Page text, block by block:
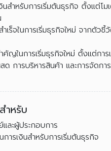
งินสำหรับการเริ่มต้นธุรกิจ ตั้งแต่
ำเร็จในการเริ่มธุรกิจใหม่ จากตั
ำคัญในการเริ่มธุรกิจใหม่ ตั้งแต่
ด การบริหารสินค้า และการจัดกา
ำหรับ
ละผู้ประกอบการ
ารเงินสำหรับการเริ่มต้นธุรกิจ